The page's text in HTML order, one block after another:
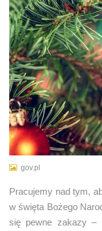
gov.pl
Pracujemy nad tym,
w święta Bożego
się pewne zakazy –